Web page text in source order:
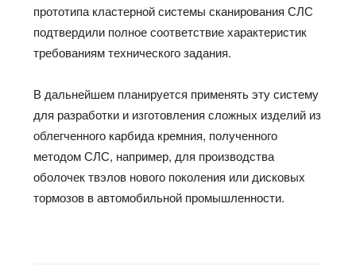
прототипа кластерной системы сканирования СЛС
подтвердили полное соответствие характеристик
требованиям технического задания.
В дальнейшем планируется применять эту систему
для разработки и изготовления сложных изделий из
облегченного карбида кремния, полученного
методом СЛС, например, для производства
оболочек твэлов нового поколения или дисковых
тормозов в автомобильной промышленности.